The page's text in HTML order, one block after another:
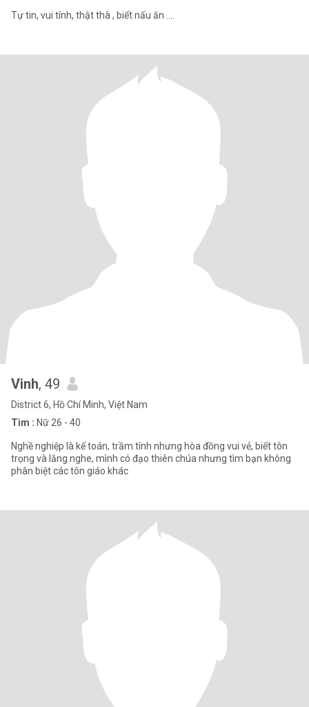
Tự tin, vui tính, thật thà , biết nấu ăn ....
Vinh, 49
District 6, Hồ Chí Minh, Việt Nam
Tìm : Nữ 26 - 40
Nghề nghiệp là kế toán, trầm tính nhưng hòa đồng vui vẻ, biết tôn
trọng và lắng nghe, mình có đạo thiên chúa nhưng tìm bạn không
phân biệt các tôn giáo khác